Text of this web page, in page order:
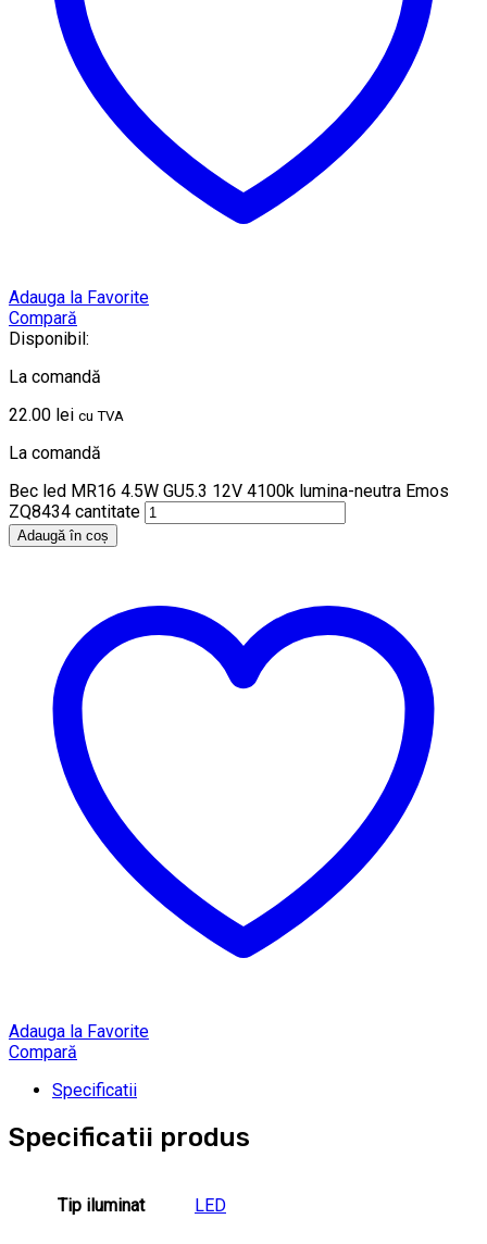
Adauga la Favorite
Compară
Disponibil:
La comandă
22.00 lei cu TVA
La comandă
Bec led MR16 4.5W GU5.3 12V 4100k lumina-neutra Emos
ZQ8434 cantitate
Adaugă în coș
Adauga la Favorite
Compară
Specificatii
Specificatii produs
Tip iluminat LED